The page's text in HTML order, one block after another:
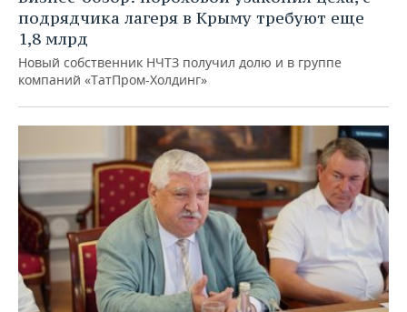
подрядчика лагеря в Крыму требуют еще
1,8 млрд
Новый собственник НЧТЗ получил долю и в группе
компаний «ТатПром-Холдинг»